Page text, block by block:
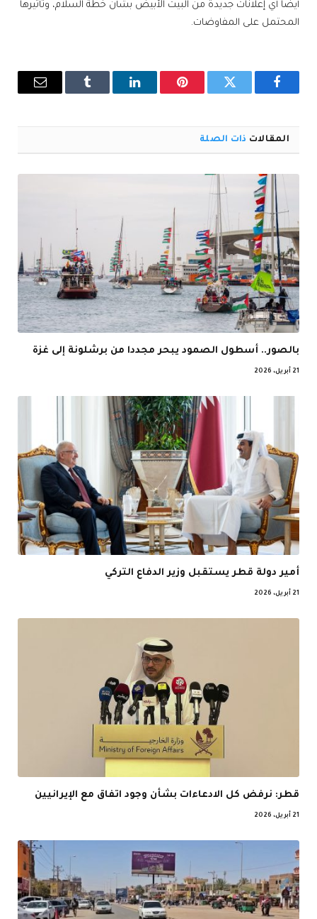
أيضاً أي إعلانات جديدة من البيت الأبيض بشأن خطة السلام، وتأثيرها
المحتمل على المفاوضات.
فيسبوك تويتر بينتيريستلينكدإن Tumblr
البريد
المقالات ذات الصلة
بالصور.. أسطول الصمود يبحر مجددا من برشلونة إلى غزة
21 أبريل، 2026
أمير دولة قطر يستقبل وزير الدفاع التركي
21 أبريل، 2026
قطر: نرفض كل الادعاءات بشأن وجود اتفاق مع الإيرانيين
21 أبريل، 2026